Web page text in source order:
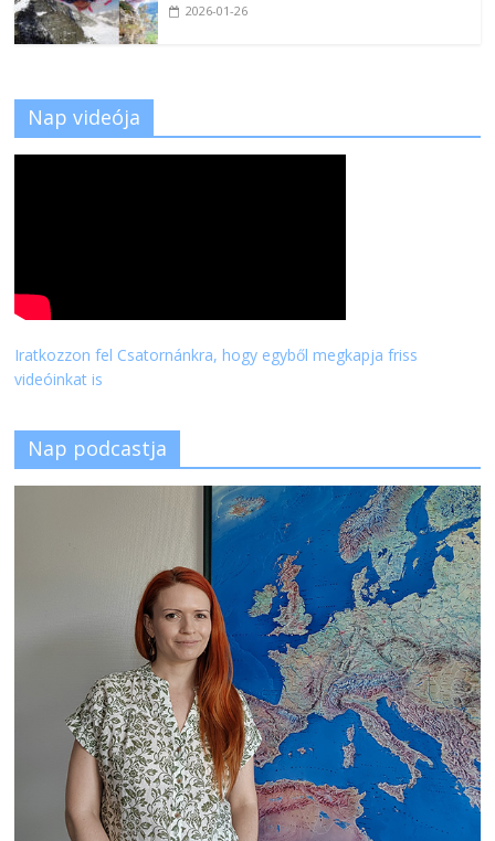
2026-01-26
Nap videója
Iratkozzon fel Csatornánkra, hogy egyből megkapja friss
videóinkat is
Nap podcastja